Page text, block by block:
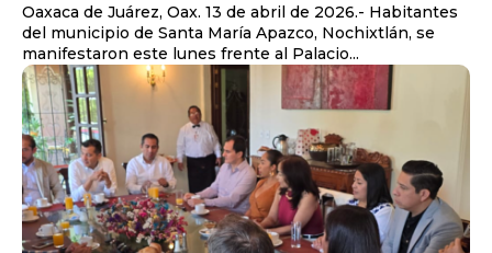
Oaxaca de Juárez, Oax. 13 de abril de 2026.- Habitantes
del municipio de Santa María Apazco, Nochixtlán, se
manifestaron este lunes frente al Palacio...